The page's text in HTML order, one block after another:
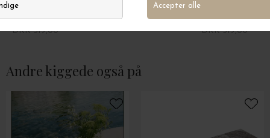
DKK 319,00
DKK 319,00
Andre kiggede også på